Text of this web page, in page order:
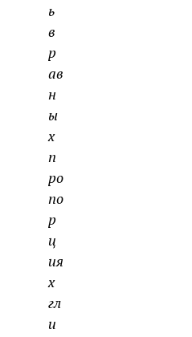
ь
в
р
ав
н
ы
х
п
ро
по
р
ц
ия
х
гл
и